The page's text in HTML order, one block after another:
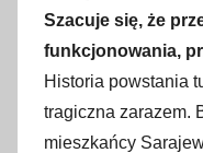
Szacuje się, że
funkcjonowania,
Historia powstania
tragiczna zarazem.
mieszkańcy